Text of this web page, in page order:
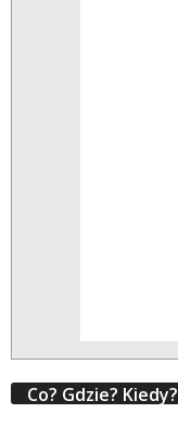
Co? Gdzie? Kiedy?